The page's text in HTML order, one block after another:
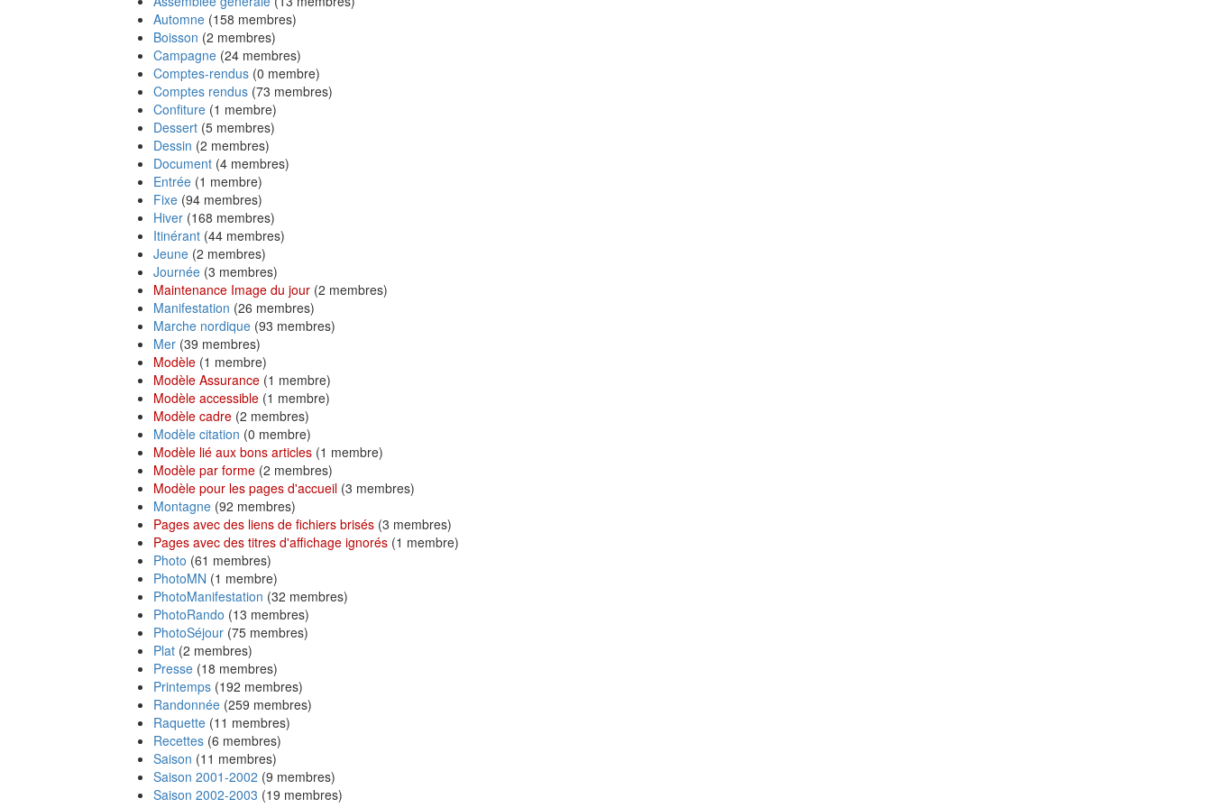
Automne ‏‎ (158 membres)
Boisson ‏‎ (2 membres)
Campagne ‏‎ (24 membres)
Comptes-rendus ‏‎ (0 membre)
Comptes rendus ‏‎ (73 membres)
Confiture ‏‎ (1 membre)
Dessert ‏‎ (5 membres)
Dessin ‏‎ (2 membres)
Document ‏‎ (4 membres)
Entrée ‏‎ (1 membre)
Fixe ‏‎ (94 membres)
Hiver ‏‎ (168 membres)
Itinérant ‏‎ (44 membres)
Jeune ‏‎ (2 membres)
Journée ‏‎ (3 membres)
Maintenance Image du jour ‏‎ (2 membres)
Manifestation ‏‎ (26 membres)
Marche nordique ‏‎ (93 membres)
Mer ‏‎ (39 membres)
Modèle ‏‎ (1 membre)
Modèle Assurance ‏‎ (1 membre)
Modèle accessible ‏‎ (1 membre)
Modèle cadre ‏‎ (2 membres)
Modèle citation ‏‎ (0 membre)
Modèle lié aux bons articles ‏‎ (1 membre)
Modèle par forme ‏‎ (2 membres)
Modèle pour les pages d'accueil ‏‎ (3 membres)
Montagne ‏‎ (92 membres)
Pages avec des liens de fichiers brisés ‏‎ (3 membres)
Pages avec des titres d'affichage ignorés ‏‎ (1 membre)
Photo ‏‎ (61 membres)
PhotoMN ‏‎ (1 membre)
PhotoManifestation ‏‎ (32 membres)
PhotoRando ‏‎ (13 membres)
PhotoSéjour ‏‎ (75 membres)
Plat ‏‎ (2 membres)
Presse ‏‎ (18 membres)
Printemps ‏‎ (192 membres)
Randonnée ‏‎ (259 membres)
Raquette ‏‎ (11 membres)
Recettes ‏‎ (6 membres)
Saison ‏‎ (11 membres)
Saison 2001-2002 ‏‎ (9 membres)
Saison 2002-2003 ‏‎ (19 membres)